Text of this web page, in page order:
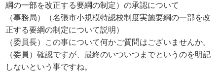
綱の一部を改正する要綱の制定）の承認について
（事務局）（名張市小規模特認校制度実施要綱の一部を改
正する要綱の制定について説明）
（委員長）この事について何かご質問はございませんか。
（委員）確認ですが、最終のいついつまでというのを明記
しないという事ですね。